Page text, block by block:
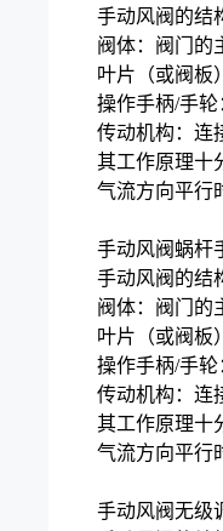
手动风阀的结
阀体：阀门的
叶片（或阀板
操作手柄/手
传动机构：连
其工作原理十
气流方向平行
手动风阀蜗杆
手动风阀的结
阀体：阀门的
叶片（或阀板
操作手柄/手
传动机构：连
其工作原理十
气流方向平行
手动风阀无级